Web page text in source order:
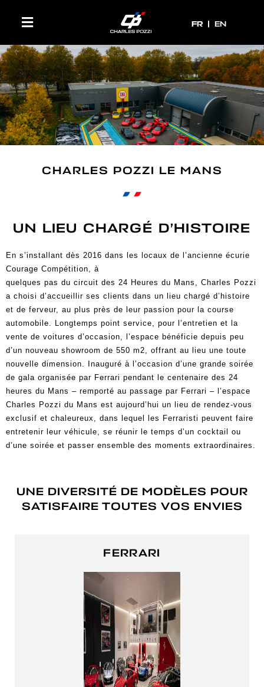
FR
FR EN
CHARLES POZZI LE MANS
UN LIEU CHARGÉ D’HISTOIRE
En s’installant dès 2016 dans les locaux de l’ancienne écurie
Courage Compétition, à
quelques pas du circuit des 24 Heures du Mans, Charles Pozzi
a choisi d’accueillir ses clients dans un lieu chargé d’histoire
et de ferveur, au plus près de leur passion pour la course
automobile. Longtemps point service, pour l’entretien et la
vente de voitures d’occasion, l’espace bénéficie depuis peu
d’un nouveau showroom de 550 m2, offrant au lieu une toute
nouvelle dimension. Inauguré à l’occasion d’une grande soirée
de gala organisée par Ferrari pendant le centenaire des 24
heures du Mans – remporté au passage par Ferrari – l’espace
Charles Pozzi du Mans est aujourd’hui un lieu de rendez-vous
exclusif et chaleureux, dans lequel les Ferraristi peuvent faire
entretenir leur véhicule, se réunir le temps d’un cocktail ou
d’une soirée et passer ensemble des moments extraordinaires.
UNE DIVERSITÉ DE MODÈLES POUR
SATISFAIRE TOUTES VOS ENVIES
FERRARI